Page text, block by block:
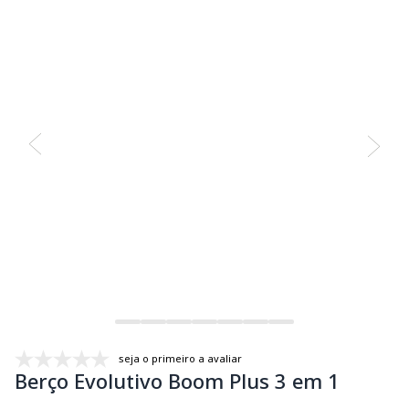
seja o primeiro a avaliar
Berço Evolutivo Boom Plus 3 em 1